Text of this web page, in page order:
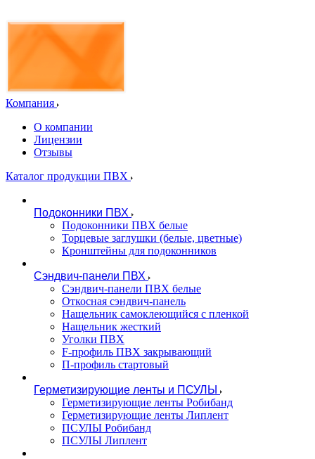
Компания
О компании
Лицензии
Отзывы
Каталог продукции ПВХ
Подоконники ПВХ
Подоконники ПВХ белые
Торцевые заглушки (белые, цветные)
Кронштейны для подоконников
Сэндвич-панели ПВХ
Сэндвич-панели ПВХ белые
Откосная сэндвич-панель
Нащельник самоклеющийся с пленкой
Нащельник жесткий
Уголки ПВХ
F-профиль ПВХ закрывающий
П-профиль стартовый
Герметизирующие ленты и ПСУЛЫ
Герметизирующие ленты Робибанд
Герметизирующие ленты Липлент
ПСУЛЫ Робибанд
ПСУЛЫ Липлент